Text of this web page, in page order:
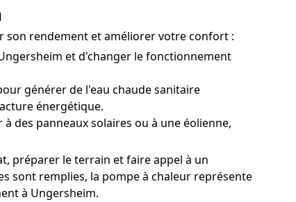
son rendement et améliorer votre confort :
et d'changer le fonctionnement
générer de l'eau chaude sanitaire
énergétique.
des panneaux solaires ou à une éolienne,
préparer le terrain et faire appel à un
sont remplies, la pompe à chaleur représente
à Ungersheim.